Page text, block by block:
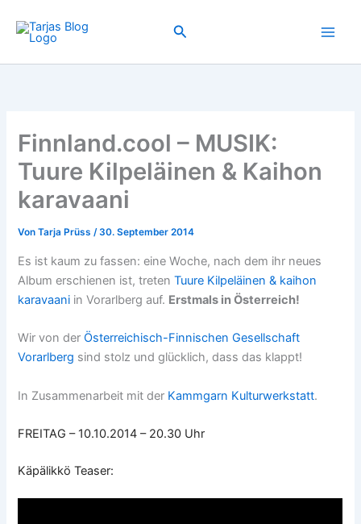
Inhalt
springen
Suchen
Finnland.cool – MUSIK:
Tuure Kilpeläinen & Kaihon
karavaani
VonTarja Prüss/30. September 2014
Es ist kaum zu fassen: eine Woche, nach dem ihr neues
Album erschienen ist, tretenTuure Kilpeläinen & kaihon
karavaani in Vorarlberg auf. Erstmals in Österreich!
Wir von derÖsterreichisch-Finnischen Gesellschaft
Vorarlberg sind stolz und glücklich, dass das klappt!
In Zusammenarbeit mit der Kammgarn Kulturwerkstatt.
FREITAG – 10.10.2014 – 20.30 Uhr
Käpälikkö Teaser: